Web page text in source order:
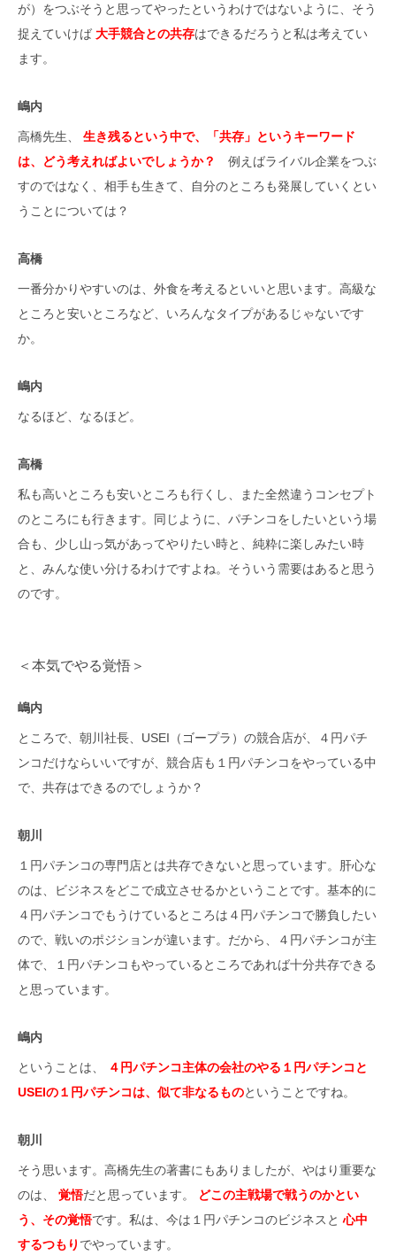
が）をつぶそうと思ってやったというわけではないように、そう
捉えていけば 大手競合との共存はできるだろうと私は考えてい
ます。
嶋内
高橋先生、 生き残るという中で、「共存」というキーワード
は、どう考えればよいでしょうか？
例えばライバル企業をつぶ
すのではなく、相手も生きて、自分のところも発展していくとい
うことについては？
高橋
一番分かりやすいのは、外食を考えるといいと思います。高級な
ところと安いところなど、いろんなタイプがあるじゃないです
か。
嶋内
なるほど、なるほど。
高橋
私も高いところも安いところも行くし、また全然違うコンセプト
のところにも行きます。同じように、パチンコをしたいという場
合も、少し山っ気があってやりたい時と、純粋に楽しみたい時
と、みんな使い分けるわけですよね。そういう需要はあると思う
のです。
＜本気でやる覚悟＞
嶋内
ところで、朝川社長、USEI（ゴープラ）の競合店が、４円パチ
ンコだけならいいですが、競合店も１円パチンコをやっている中
で、共存はできるのでしょうか？
朝川
１円パチンコの専門店とは共存できないと思っています。肝心な
のは、ビジネスをどこで成立させるかということです。基本的に
４円パチンコでもうけているところは４円パチンコで勝負したい
ので、戦いのポジションが違います。だから、４円パチンコが主
体で、１円パチンコもやっているところであれば十分共存できる
と思っています。
嶋内
ということは、
４円パチンコ主体の会社のやる１円パチンコと
USEIの１円パチンコは、似て非なるものということですね。
朝川
そう思います。高橋先生の著書にもありましたが、やはり重要な
のは、 覚悟だと思っています。
どこの主戦場で戦うのかとい
う、その覚悟です。私は、今は１円パチンコのビジネスと 心中
するつもり でやっています。